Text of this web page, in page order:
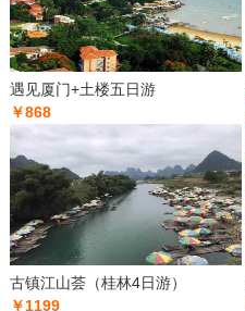
遇见厦门+土楼五日游
￥868
古镇江山荟（桂林4日游）
￥1199